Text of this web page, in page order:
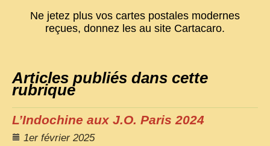
LES ETHNIES
REMARQUABLES
ALBUMS DE FAMILLE
Ne jetez plus vos cartes postales modernes
reçues, donnez les au site Cartacaro.
Articles publiés dans cette
rubrique
L’Indochine aux J.O. Paris 2024
1er février 2025